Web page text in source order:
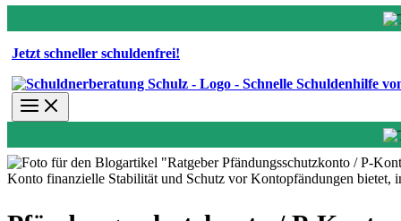
Jetzt schneller schuldenfrei!